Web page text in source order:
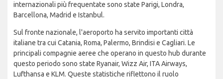
internazionali più frequentate sono state Parigi, Londra,
Barcellona, Madrid e Istanbul.
Sul fronte nazionale, l'aeroporto ha servito importanti città
italiane tra cui Catania, Roma, Palermo, Brindisi e Cagliari. Le
principali compagnie aeree che operano in questo hub durante
questo periodo sono state Ryanair, Wizz Air, ITA Airways,
Lufthansa e KLM. Queste statistiche riflettono il ruolo